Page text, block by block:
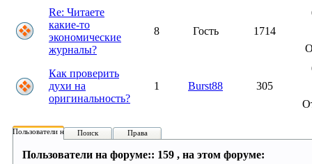
Re: Читаете
какие-то
экономические
журналы?
8 Гость 1714
Как проверить
духи на
оригинальность?
1 Burst88 305
Пользователи на форуме:
Поиск Права
Пользователи на форуме:: 159 , на этом форуме: